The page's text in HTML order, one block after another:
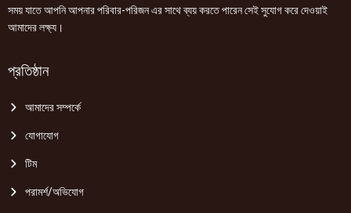
সময় যাতে আপনি আপনার পরিবার-পরিজন এর সাথে ব্যয় করতে পারেন সেই সুযোগ করে দেওয়াই
আমাদের লক্ষ্য।
প্রতিষ্ঠান
আমাদের সম্পর্কে
যোগাযোগ
টিম
পরামর্শ/অভিযোগ